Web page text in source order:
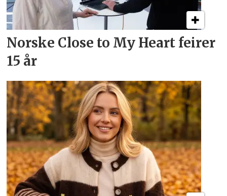
Norske Close to My Heart feirer
15 år